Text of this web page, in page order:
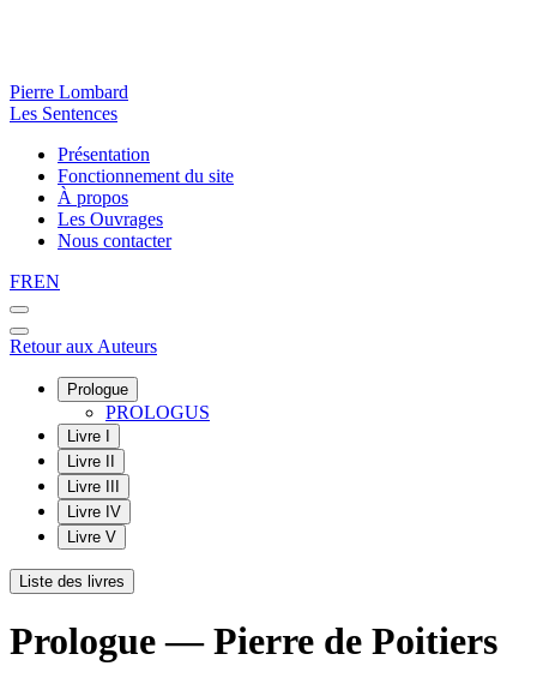
Pierre Lombard
Les Sentences
Présentation
Fonctionnement du site
À propos
Les Ouvrages
Nous contacter
FREN
Retour aux Auteurs
Prologue
PROLOGUS
Livre I
Livre II
Livre III
Livre IV
Livre V
Liste des livres
Prologue — Pierre de Poitiers